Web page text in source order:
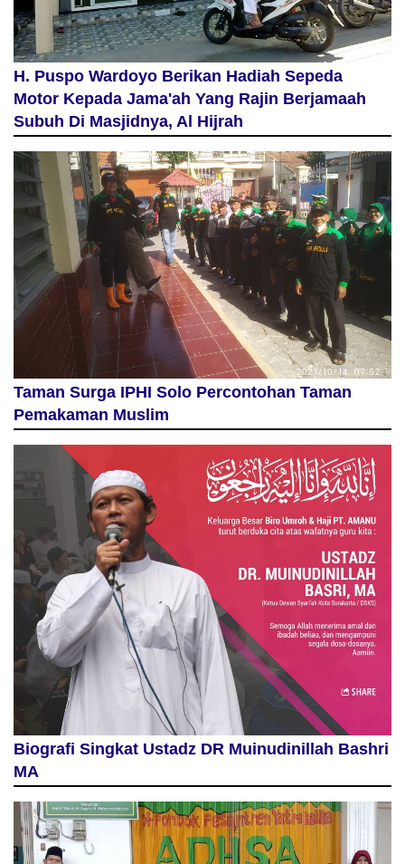
H. Puspo Wardoyo Berikan Hadiah Sepeda
Motor Kepada Jama'ah Yang Rajin Berjamaah
Subuh Di Masjidnya, Al Hijrah
Taman Surga IPHI Solo Percontohan Taman
Pemakaman Muslim
Biografi Singkat Ustadz DR Muinudinillah Bashri
MA